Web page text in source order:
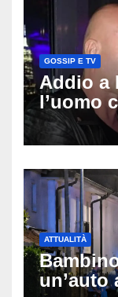
GOSSIP E TV
Addio a
l’uomo
e Villa
anni
ATTUALITÀ
un’auto